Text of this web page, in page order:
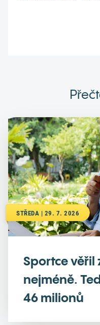
STŘEDA | 29. 7. 2026
Sportce věřil
nejméně.
46 milionů